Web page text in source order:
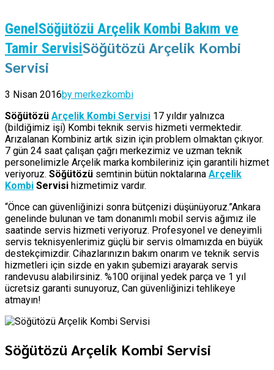
Genel Söğütözü Arçelik Kombi Bakım ve
Tamir ServisiSöğütözü Arçelik Kombi
Servisi
3 Nisan 2016by merkezkombi
Söğütözü Arçelik Kombi Servisi 17 yıldır yalnızca
(bildiğimiz işi) Kombi teknik servis hizmeti vermektedir.
Arızalanan Kombiniz artık sizin için problem olmaktan çıkıyor.
7 gün 24 saat çalışan çağrı merkezimiz ve uzman teknik
personelimizle Arçelik marka kombileriniz için garantili hizmet
veriyoruz. Söğütözü semtinin bütün noktalarına Arçelik
Kombi Servisi hizmetimiz vardır.
“Önce can güvenliğinizi sonra bütçenizi düşünüyoruz.”Ankara
genelinde bulunan ve tam donanımlı mobil servis ağımız ile
saatinde servis hizmeti veriyoruz. Profesyonel ve deneyimli
servis teknisyenlerimiz güçlü bir servis olmamızda en büyük
destekçimizdir. Cihazlarınızın bakım onarım ve teknik servis
hizmetleri için sizde en yakın şubemizi arayarak servis
randevusu alabilirsiniz. %100 orijinal yedek parça ve 1 yıl
ücretsiz garanti sunuyoruz, Can güvenliğinizi tehlikeye
atmayın!
Söğütözü Arçelik Kombi Servisi